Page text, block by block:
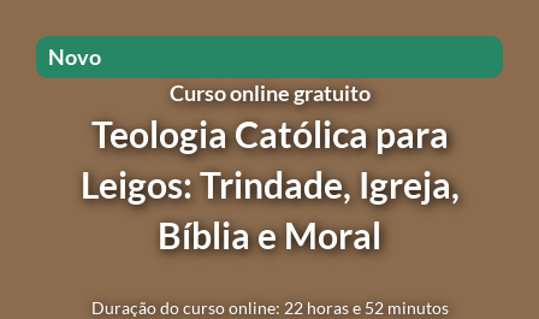
Curso online gratuito
Teologia Católica para
Leigos: Trindade, Igreja,
Bíblia e Moral
Duração do curso online: 22 horas e 52 minutos
Novo